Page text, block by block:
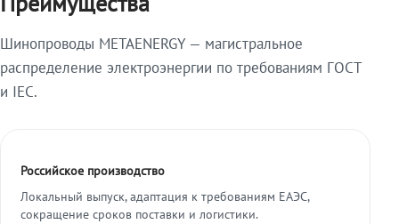
Шинопроводы METAENERGY — магистральное
распределение электроэнергии по требованиям ГОСТ
и IEC.
Российское производство
Локальный выпуск, адаптация к требованиям ЕАЭС,
сокращение сроков поставки и логистики.